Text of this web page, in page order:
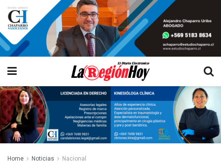
Home Noticias Nacional